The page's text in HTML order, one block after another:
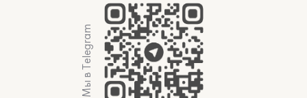
Мы в Telegram